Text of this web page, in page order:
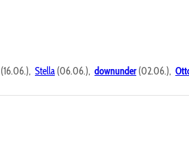
(16.06.), Stella (06.06.), downunder(02.06.),